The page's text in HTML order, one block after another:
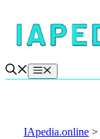
contenido
Menú
IApedia.online >